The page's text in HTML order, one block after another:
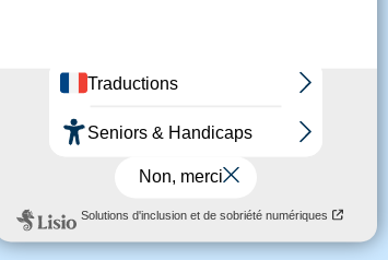
ambulatoire,
Un peu avant
à vous relaxer.
heures, sous
améliorer votre confort